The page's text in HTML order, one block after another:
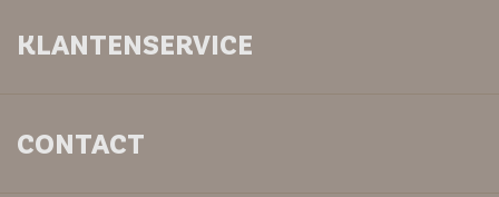
KLANTENSERVICE
CONTACT